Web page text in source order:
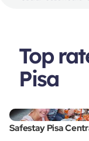
Top
Pisa
Safestay Pisa